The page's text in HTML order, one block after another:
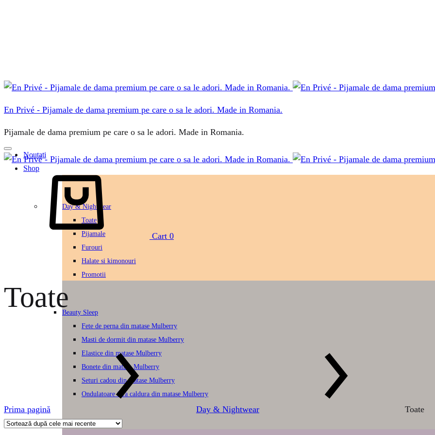
En Privé - Pijamale de dama premium pe care o sa le adori. Made in Romania.
Pijamale de dama premium pe care o sa le adori. Made in Romania.
Noutati
Shop
Day & Nightwear
Toate
Pijamale
Furouri
Halate si kimonouri
Promotii
Beauty Sleep
Fete de perna din matase Mulberry
Masti de dormit din matase Mulberry
Elastice din matase Mulberry
Bonete din matase Mulberry
Seturi cadou din matase Mulberry
Ondulatoare fara caldura din matase Mulberry
Cart 0
Toate
Prima pagină Day & Nightwear Toate